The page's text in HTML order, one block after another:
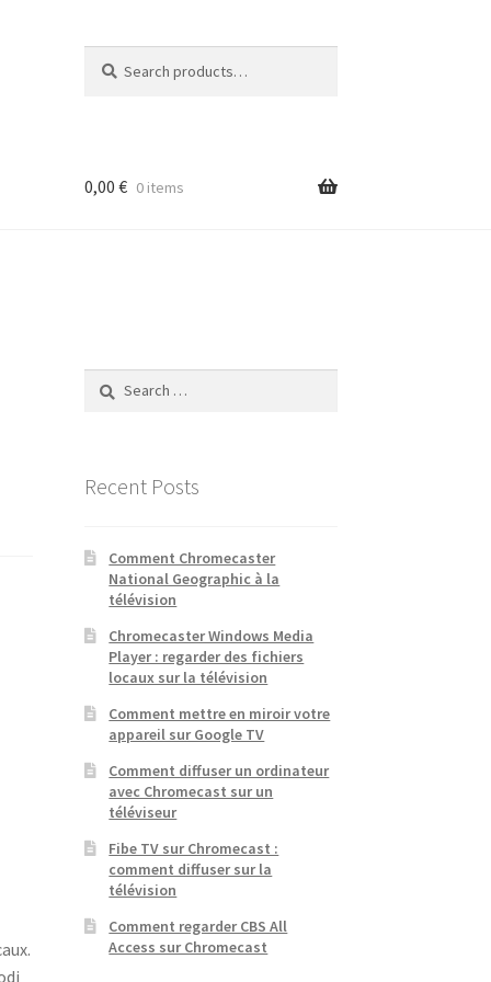
for:
0,00 € 0 items
Search
Recent Posts
Comment Chromecaster
National Geographic à la
télévision
Chromecaster Windows Media
Player : regarder des fichiers
locaux sur la télévision
Comment mettre en miroir votre
appareil sur Google TV
Comment diffuser un ordinateur
avec Chromecast sur un
téléviseur
Fibe TV sur Chromecast :
comment diffuser sur la
télévision
Comment regarder CBS All
Access sur Chromecast